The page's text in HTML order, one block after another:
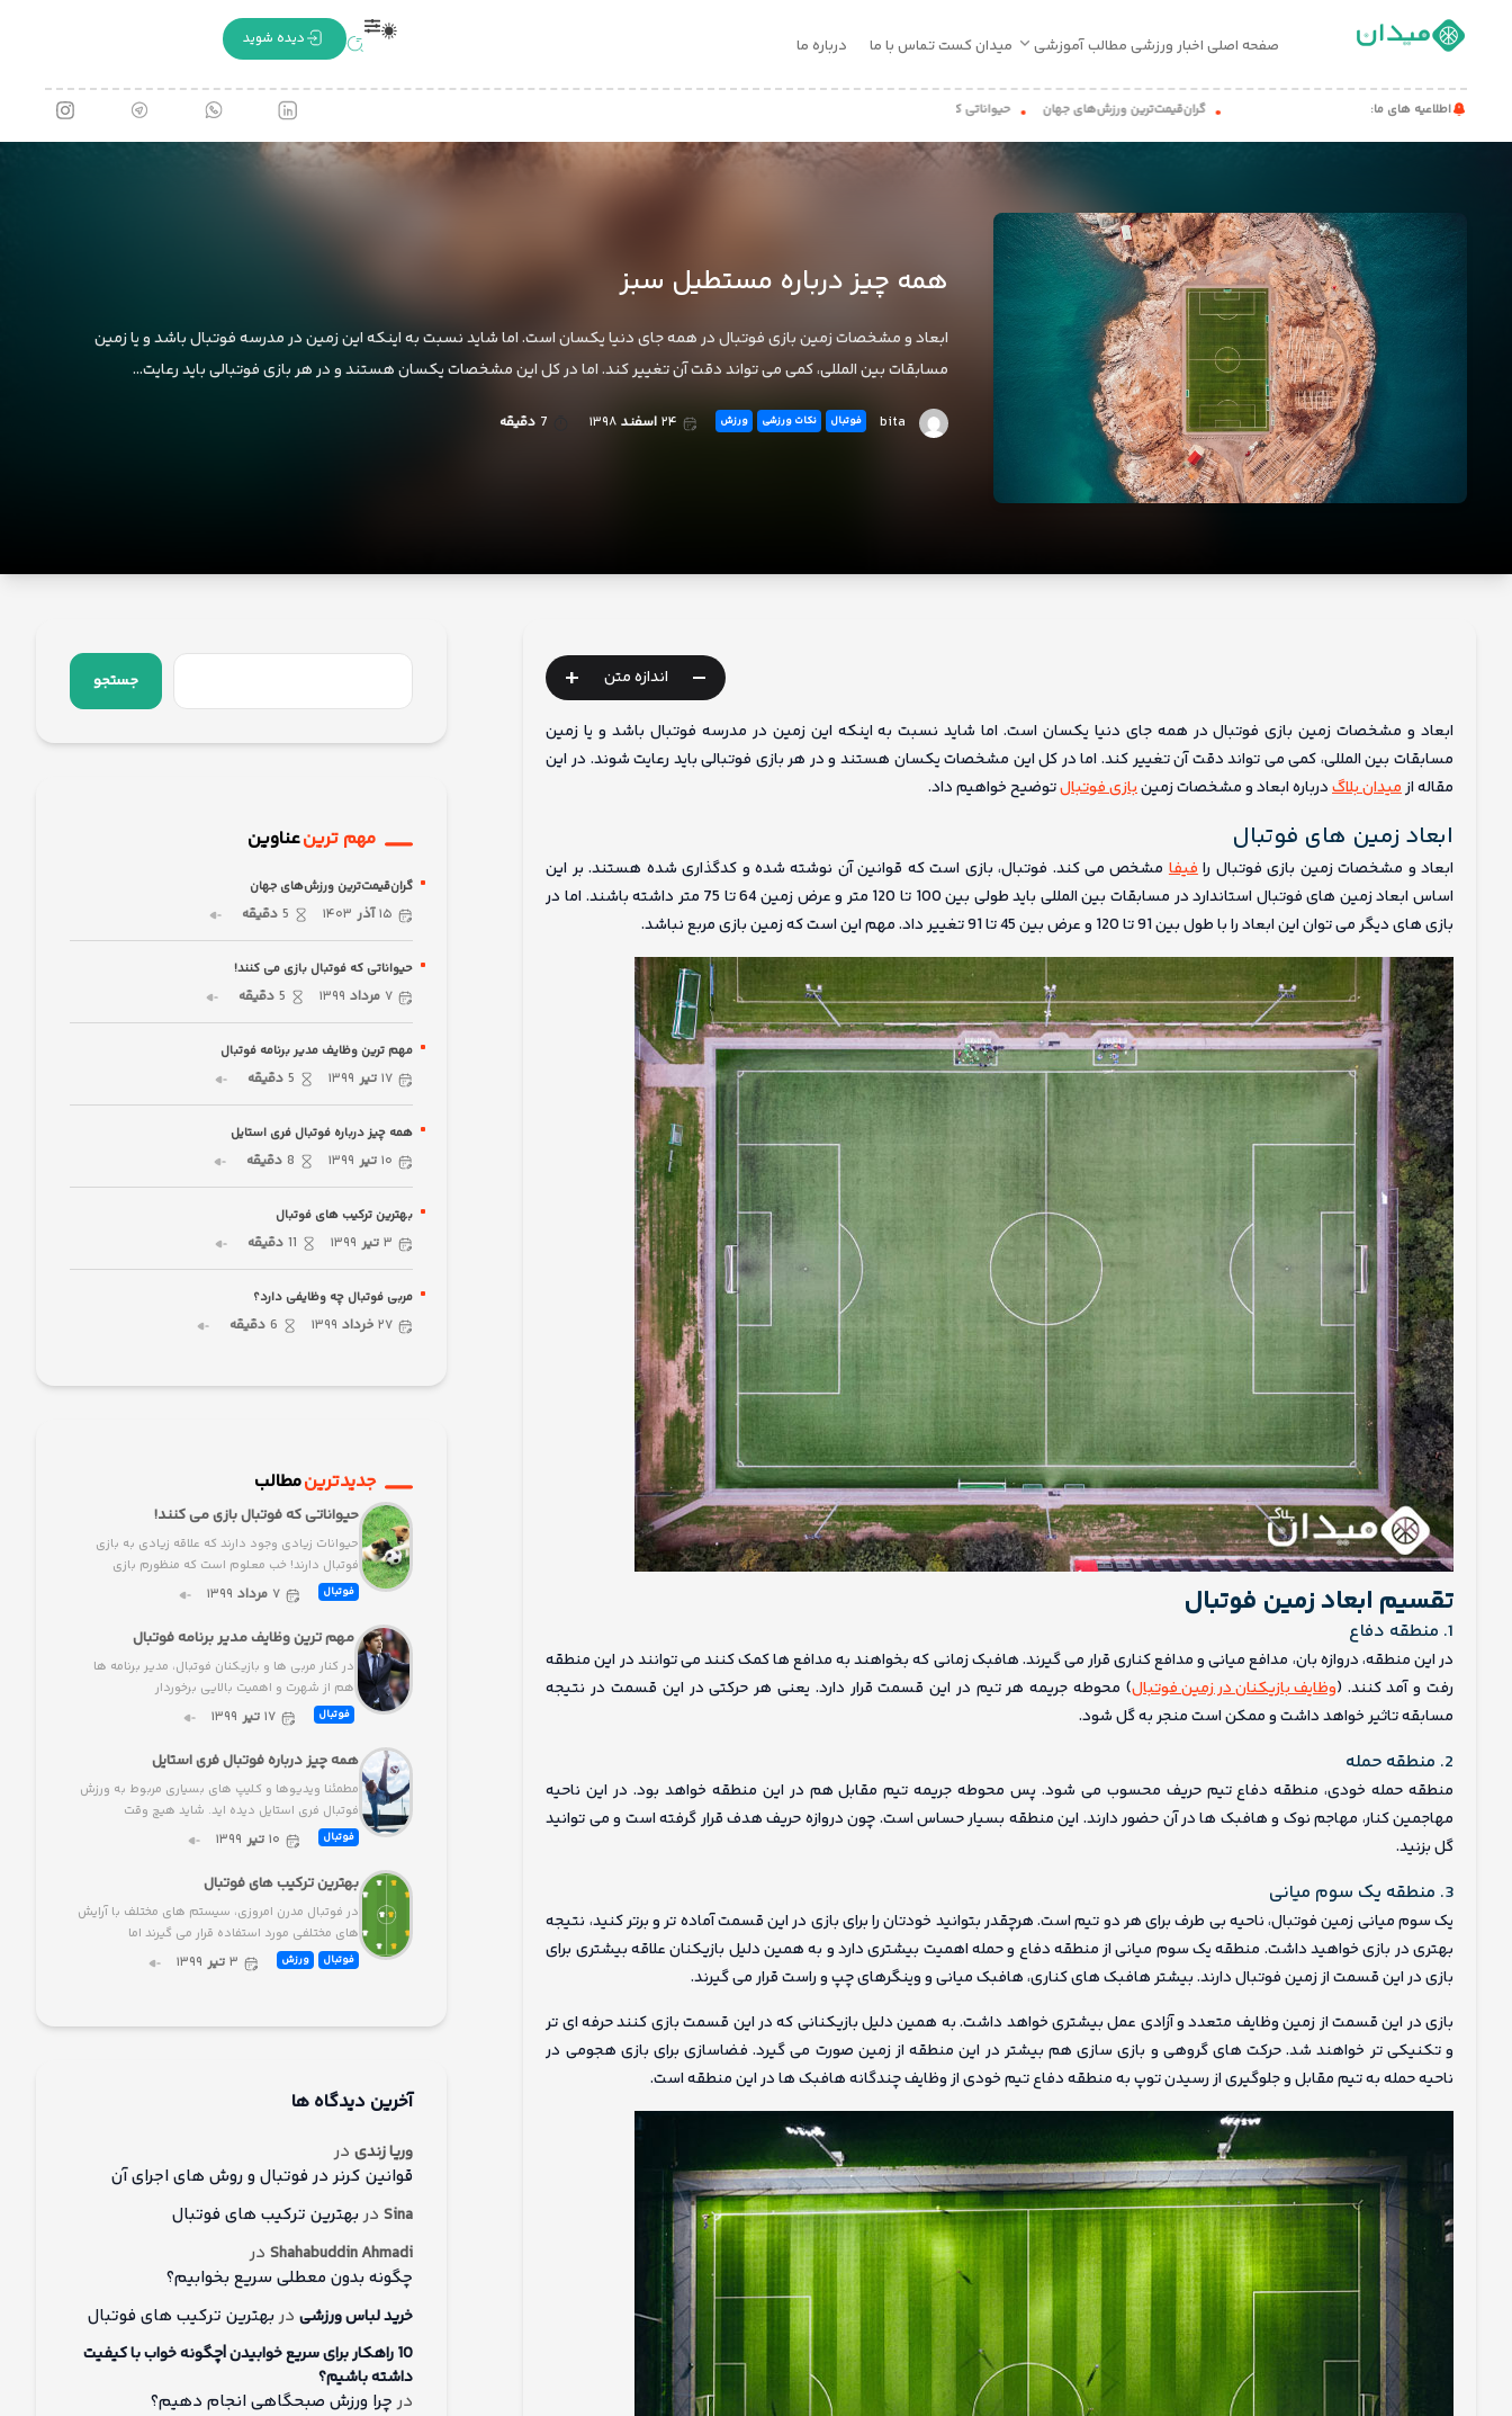
صفحه اصلی اخبار ورزشی مطالب آموزشی میدان کستتماس با ما درباره ما دیده شوید
اطلاعیه های ما: گران‌قیمت‌ترین ورزش‌های جهان حیواناتی که فوتبال بازی می کنند!
همه چیز درباره مستطیل سبز
ابعاد و مشخصات زمین بازی فوتبال در همه جای دنیا یکسان است. اما شاید نسبت به اینکه این زمین در مدرسه فوتبال باشد و یا زمین
مسابقات بین المللی، کمی می تواند دقت آن تغییر کند. اما در کل این مشخصات یکسان هستند و در هر بازی فوتبالی باید رعایت…
bita فوتبال نکات ورزشی ورزش ۲۴ اسفند ۱۳۹۸ 7 دقیقه
- اندازه متن +
ابعاد و مشخصات زمین بازی فوتبال در همه جای دنیا یکسان است. اما شاید نسبت به اینکه این زمین در مدرسه فوتبال باشد و یا زمین
مسابقات بین المللی، کمی می تواند دقت آن تغییر کند. اما در کل این مشخصات یکسان هستند و در هر بازی فوتبالی باید رعایت شوند. در این
مقاله ازمیدان بلاگدرباره ابعاد و مشخصات زمینبازی فوتبالتوضیح خواهیم داد.
ابعاد زمین های فوتبال
ابعاد و مشخصات زمین بازی فوتبال رافیفا مشخص می کند. فوتبال، بازی است که قوانین آن نوشته شده و کدگذاری شده هستند. بر این
اساس ابعاد زمین های فوتبال استاندارد در مسابقات بین المللی باید طولی بین 100 تا 120 متر و عرض زمین 64 تا 75 متر داشته باشند. اما در
بازی های دیگر می توان این ابعاد را با طول بین 91 تا 120 و عرض بین 45 تا 91 تغییر داد. مهم این است که زمین بازی مربع نباشد.
تقسیم ابعاد زمین فوتبال
1. منطقه دفاع
در این منطقه، دروازه بان، مدافع میانی و مدافع کناری قرار می گیرند. هافبک زمانی که بخواهند به مدافع ها کمک کنند می توانند در این منطقه
رفت و آمد کنند. (وظایف بازیکنان در زمین فوتبال) محوطه جریمه هر تیم در این قسمت قرار دارد. یعنی هر حرکتی در این قسمت در نتیجه
مسابقه تاثیر خواهد داشت و ممکن است منجر به گل شود.
2. منطقه حمله
منطقه حمله خودی، منطقه دفاع تیم حریف محسوب می شود. پس محوطه جریمه تیم مقابل هم در این منطقه خواهد بود. در این ناحیه
مهاجمین کنار، مهاجم نوک و هافبک ها در آن حضور دارند. این منطقه بسیار حساس است. چون دروازه حریف هدف قرار گرفته است و می توانید
گل بزنید.
3. منطقه یک سوم میانی
یک سوم میانی زمین فوتبال، ناحیه بی طرف برای هر دو تیم است. هرچقدر بتوانید خودتان را برای بازی در این قسمت آماده تر و برتر کنید، نتیجه
بهتری در بازی خواهید داشت. منطقه یک سوم میانی از منطقه دفاع و حمله اهمیت بیشتری دارد و به همین دلیل بازیکنان علاقه بیشتری برای
بازی در این قسمت از زمین فوتبال دارند. بیشتر هافبک های کناری، هافبک میانی و وینگرهای چپ و راست قرار می گیرند.
بازی در این قسمت از زمین وظایف متعدد و آزادی عمل بیشتری خواهد داشت. به همین دلیل بازیکنانی که در این قسمت بازی کنند حرفه ای تر
و تکنیکی تر خواهند شد. حرکت های گروهی و بازی سازی هم بیشتر در این منطقه از زمین صورت می گیرد. فضاسازی برای بازی هجومی در
ناحیه حمله به تیم مقابل و جلوگیری از رسیدن توپ به منطقه دفاع تیم خودی از وظایف چندگانه هافبک ها در این منطقه است.
جستجو
مهم ترینعناوین
گران‌قیمت‌ترین ورزش‌های جهان
۱۵ آذر ۱۴۰۳ 5 دقیقه
حیواناتی که فوتبال بازی می کنند!
۷ مرداد ۱۳۹۹ 5 دقیقه
مهم ترین وظایف مدیر برنامه فوتبال
۱۷ تیر ۱۳۹۹ 5 دقیقه
همه چیز درباره فوتبال فری استایل
۱۰ تیر ۱۳۹۹ 8 دقیقه
بهترین ترکیب های فوتبال
۳ تیر ۱۳۹۹ 11 دقیقه
مربی فوتبال چه وظایفی دارد؟
۲۷ خرداد ۱۳۹۹ 6 دقیقه
جدیدترینمطالب
حیواناتی که فوتبال بازی می کنند!
حیوانات زیادی وجود دارند که علاقه زیادی به بازی
فوتبال دارند! خب معلوم است که منظورم بازی
فوتبال ۷ مرداد ۱۳۹۹
مهم ترین وظایف مدیر برنامه فوتبال
در کنار مربی ها و بازیکنان فوتبال، مدیر برنامه ها
هم از شهرت و اهمیت بالایی برخوردار
فوتبال ۱۷ تیر ۱۳۹۹
همه چیز درباره فوتبال فری استایل
مطمئنا ویدیوها و کلیپ های بسیاری مربوط به ورزش
فوتبال فری استایل دیده اید. شاید هیچ وقت
فوتبال ۱۰ تیر ۱۳۹۹
بهترین ترکیب های فوتبال
در فوتبال مدرن امروزی، سیستم های مختلف با آرایش
های مختلفی مورد استفاده قرار می گیرند اما
فوتبال ورزش ۳ تیر ۱۳۹۹
آخرین دیدگاه ها
وریا زندیدر
قوانین کرنر در فوتبال و روش های اجرای آن
Sinaدربهترین ترکیب های فوتبال
Shahabuddin Ahmadiدر
چگونه بدون معطلی سریع بخوابیم؟
خرید لباس ورزشیدربهترین ترکیب های فوتبال
10 راهکار برای سریع خوابیدن |چگونه خواب با کیفیت
داشته باشیم؟
درچرا ورزش صبحگاهی انجام دهیم؟
صفحه
آموزشی